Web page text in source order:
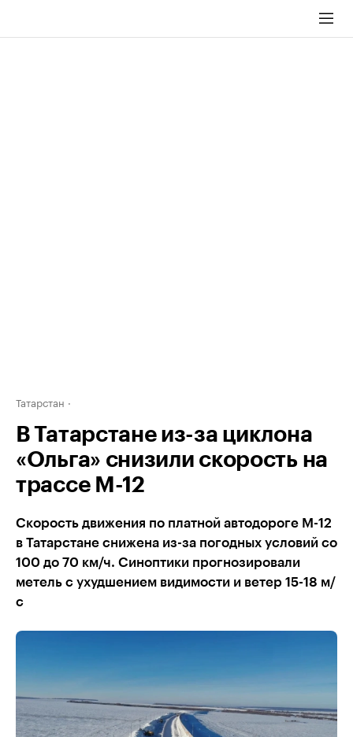
Татарстан
В Татарстане из-за циклона
«Ольга» снизили скорость на
трассе М-12
Скорость движения по платной автодороге М-12
в Татарстане снижена из-за погодных условий со
100 до 70 км/ч. Синоптики прогнозировали
метель с ухудшением видимости и ветер 15-18 м/
с